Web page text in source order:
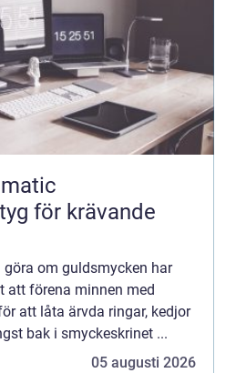
för krävande
om guldsmycken har
att förena minnen med
att låta ärvda ringar, kedjor
bak i smyckeskrinet ...
05 augusti 2026